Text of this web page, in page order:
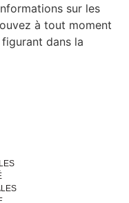
sur les
à tout moment
dans la